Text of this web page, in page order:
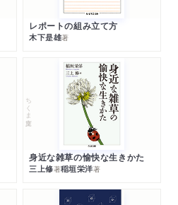
レポートの組み立て方
木下是雄著
ちくま文庫
身近な雑草の愉快な生きかた
三上修著稲垣栄洋著